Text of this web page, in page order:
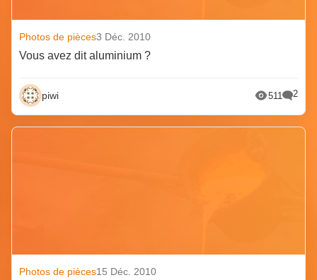
Photos de pièces3 Déc. 2010
Vous avez dit aluminium ?
piwi 511 2
Photos de pièces15 Déc. 2010